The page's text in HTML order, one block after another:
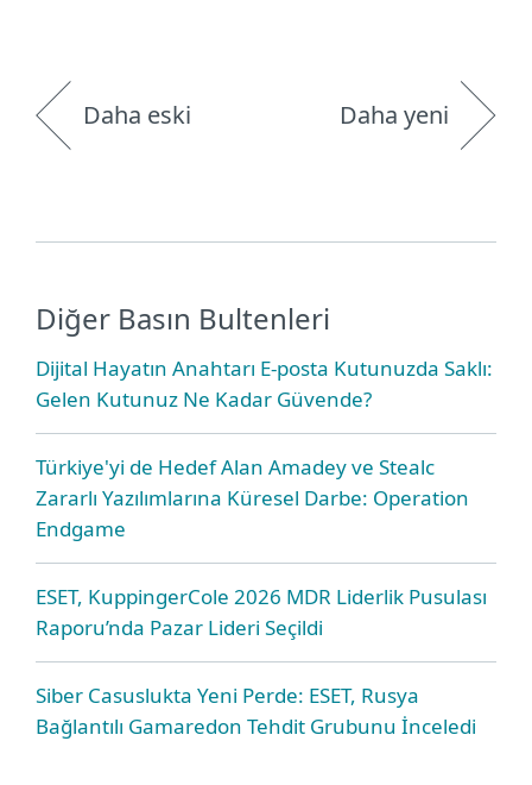
Daha eski Daha yeni
Diğer Basın Bultenleri
Dijital Hayatın Anahtarı E-posta Kutunuzda Saklı:
Gelen Kutunuz Ne Kadar Güvende?
Türkiye'yi de Hedef Alan Amadey ve Stealc
Zararlı Yazılımlarına Küresel Darbe: Operation
Endgame
ESET, KuppingerCole 2026 MDR Liderlik Pusulası
Raporu’nda Pazar Lideri Seçildi
Siber Casuslukta Yeni Perde: ESET, Rusya
Bağlantılı Gamaredon Tehdit Grubunu İnceledi